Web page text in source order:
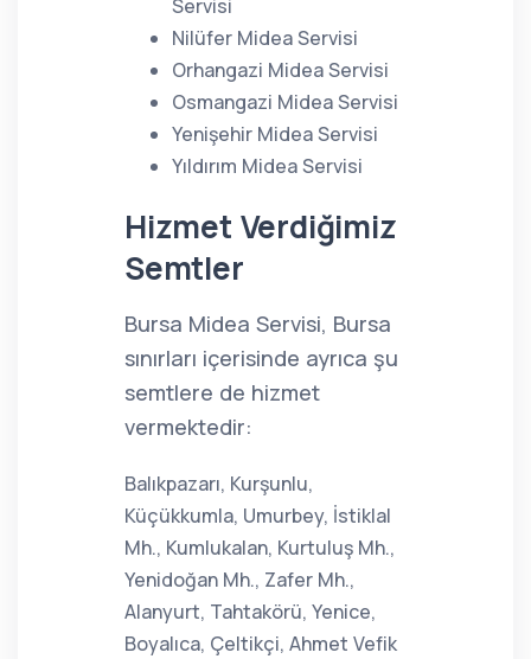
Servisi
Nilüfer Midea Servisi
Orhangazi Midea Servisi
Osmangazi Midea Servisi
Yenişehir Midea Servisi
Yıldırım Midea Servisi
Hizmet Verdiğimiz
Semtler
Bursa Midea Servisi, Bursa
sınırları içerisinde ayrıca şu
semtlere de hizmet
vermektedir:
Balıkpazarı, Kurşunlu,
Küçükkumla, Umurbey, İstiklal
Mh., Kumlukalan, Kurtuluş Mh.,
Yenidoğan Mh., Zafer Mh.,
Alanyurt, Tahtakörü, Yenice,
Boyalıca, Çeltikçi, Ahmet Vefik